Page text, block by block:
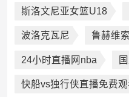
斯洛文尼亚女篮U18
波洛克瓦尼 鲁赫维
24小时直播网nba
快船vs独行侠直播免费观